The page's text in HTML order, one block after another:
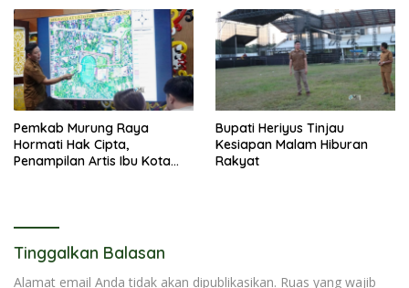
Pemkab Murung Raya
Hormati Hak Cipta,
Penampilan Artis Ibu Kota
Bupati Heriyus Tinjau
Kesiapan Malam Hiburan
Rakyat
Tinggalkan Balasan
Alamat email Anda tidak akan dipublikasikan. Ruas yang wajib